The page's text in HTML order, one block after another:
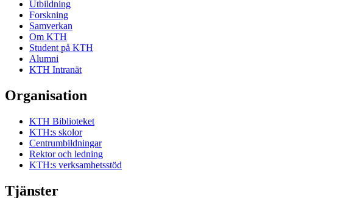
Utbildning
Forskning
Samverkan
Om KTH
Student på KTH
Alumni
KTH Intranät
Organisation
KTH Biblioteket
KTH:s skolor
Centrumbildningar
Rektor och ledning
KTH:s verksamhetsstöd
Tjänster